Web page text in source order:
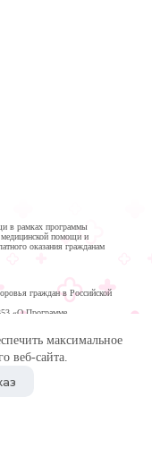
максимальное
веб-сайта.
в рамках программы
медицинской помощи и
оказания гражданам
граждан в Российской
«О Программе
гражданам медицинской
2025 и 2026 годов
клиника в